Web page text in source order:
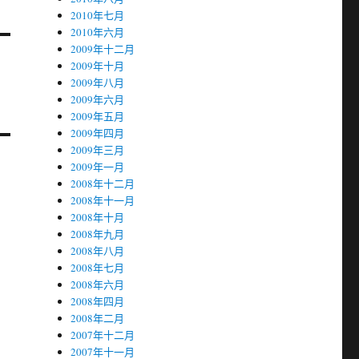
2010年七月
2010年六月
2009年十二月
2009年十月
2009年八月
2009年六月
2009年五月
2009年四月
2009年三月
2009年一月
2008年十二月
2008年十一月
2008年十月
2008年九月
2008年八月
2008年七月
2008年六月
2008年四月
2008年二月
2007年十二月
2007年十一月